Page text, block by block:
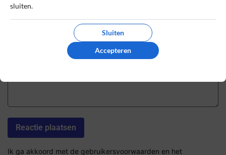
Ik ga akkoord met de gebruikersvoorwaarden en het
sluiten.
Sluiten
Accepteren